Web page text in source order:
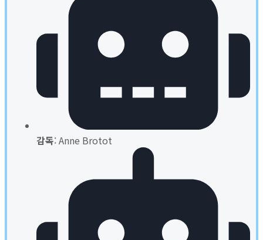
감독: Anne Brotot